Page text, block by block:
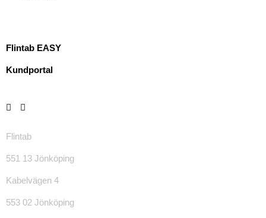
Flintab EASY
Kundportal
Flintab
551 13 Jönköping
Kabelvägen 4
553 02 Jönköping